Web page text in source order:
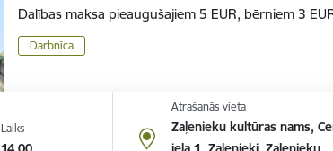
Dalības maksa pieaugušajiem 5 EUR, bērniem 3
Darbnīca
Laiks
Atrašanās vieta
Zaļenieku kultūras nams,